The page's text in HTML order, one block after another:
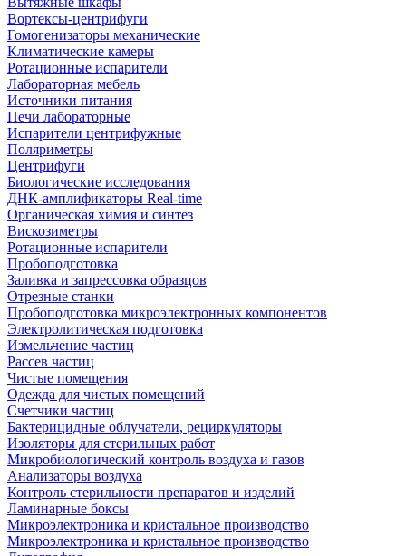
Вортексы-центрифуги
Гомогенизаторы механические
Климатические камеры
Ротационные испарители
Лабораторная мебель
Источники питания
Печи лабораторные
Испарители центрифужные
Поляриметры
Центрифуги
Биологические исследования
ДНК-амплификаторы Real-time
Органическая химия и синтез
Вискозиметры
Ротационные испарители
Пробоподготовка
Заливка и запрессовка образцов
Отрезные станки
Пробоподготовка микроэлектронных компонентов
Электролитическая подготовка
Измельчение частиц
Рассев частиц
Чистые помещения
Одежда для чистых помещений
Счетчики частиц
Бактерицидные облучатели, рециркуляторы
Изоляторы для стерильных работ
Микробиологический контроль воздуха и газов
Анализаторы воздуха
Контроль стерильности препаратов и изделий
Ламинарные боксы
Микроэлектроника и кристальное производство
Микроэлектроника и кристальное производство